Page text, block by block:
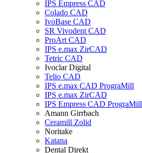
IPS Empress CAD
Colado CAD
IvoBase CAD
SR Vivodent CAD
ProArt CAD
IPS e.max ZirCAD
Tetric CAD
Ivoclar Digital
Telio CAD
IPS e.max CAD PrograMill
IPS e.max ZirCAD
IPS Empress CAD PrograMill
Amann Girrbach
Ceramill Zolid
Noritake
Katana
Dental Direkt